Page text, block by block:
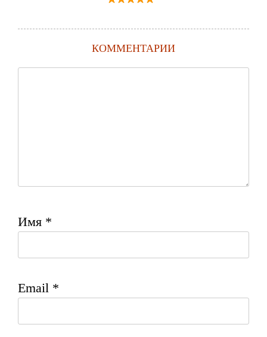
КОММЕНТАРИИ
Имя *
Email *